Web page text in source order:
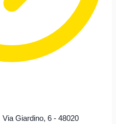
Via Giardino, 6 - 48020